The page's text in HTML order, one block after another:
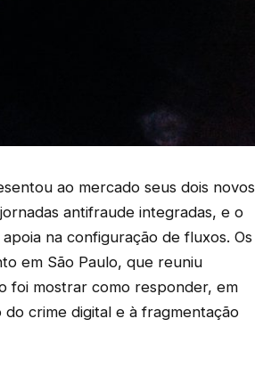
ao mercado seus dois novos
antifraude integradas, e o
na configuração de fluxos. Os
em São Paulo, que reuniu
foi mostrar como responder, em
crime digital e à fragmentação